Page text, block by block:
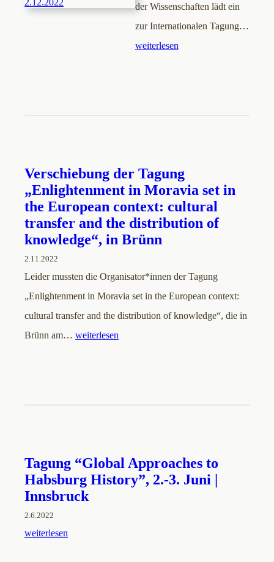
der Wissenschaften lädt ein
zur Internationalen Tagung…
weiterlesen
Verschiebung der Tagung
„Enlightenment in Moravia set in
the European context: cultural
transfer and the distribution of
knowledge“, in Brünn
2.11.2022
Leider mussten die Organisator*innen der Tagung
„Enlightenment in Moravia set in the European context:
cultural transfer and the distribution of knowledge“, die in
Brünn am… weiterlesen
Tagung “Global Approaches to
Habsburg History”, 2.-3. Juni |
Innsbruck
2.6.2022
weiterlesen